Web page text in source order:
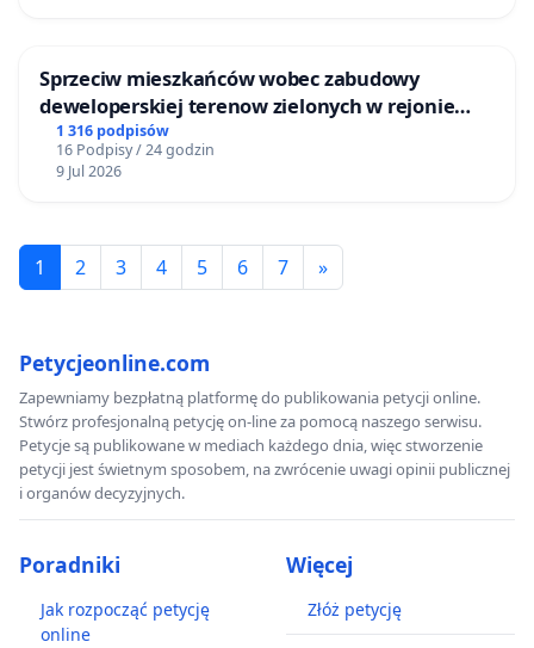
Sprzeciw mieszkańców wobec zabudowy
deweloperskiej terenow zielonych w rejonie
Bulwarów Straceńskich w Bielsku-Białej
1 316 podpisów
16 Podpisy / 24 godzin
9 Jul 2026
1 2 3 4 5 6 7 »
Petycjeonline.com
Zapewniamy bezpłatną platformę do publikowania petycji online.
Stwórz profesjonalną petycję on-line za pomocą naszego serwisu.
Petycje są publikowane w mediach każdego dnia, więc stworzenie
petycji jest świetnym sposobem, na zwrócenie uwagi opinii publicznej
i organów decyzyjnych.
Poradniki
Jak rozpocząć petycję
online
Więcej
Złóż petycję